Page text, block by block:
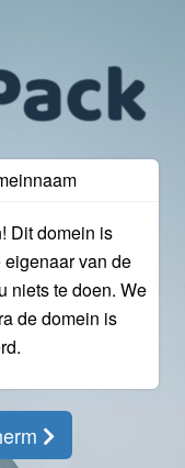
Dit domein is
van de
niets te doen. We
de domein is